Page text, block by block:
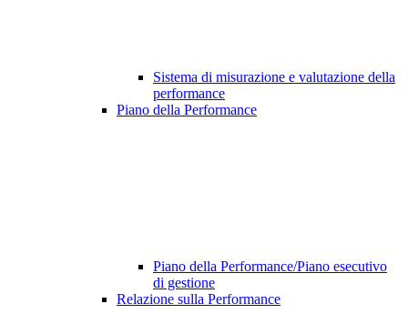
Sistema di misurazione e valutazione della
performance
Piano della Performance
Piano della Performance/Piano esecutivo
di gestione
Relazione sulla Performance